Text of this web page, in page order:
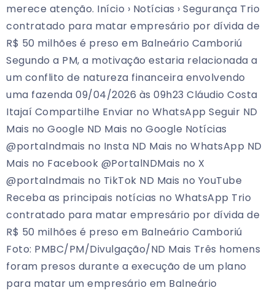
merece atenção. Início › Notícias › Segurança Trio
contratado para matar empresário por dívida de
R$ 50 milhões é preso em Balneário Camboriú
Segundo a PM, a motivação estaria relacionada a
um conflito de natureza financeira envolvendo
uma fazenda 09/04/2026 às 09h23 Cláudio Costa
Itajaí Compartilhe Enviar no WhatsApp Seguir ND
Mais no Google ND Mais no Google Notícias
@portalndmais no Insta ND Mais no WhatsApp ND
Mais no Facebook @PortalNDMais no X
@portalndmais no TikTok ND Mais no YouTube
Receba as principais notícias no WhatsApp Trio
contratado para matar empresário por dívida de
R$ 50 milhões é preso em Balneário Camboriú
Foto: PMBC/PM/Divulgação/ND Mais Três homens
foram presos durante a execução de um plano
para matar um empresário em Balneário